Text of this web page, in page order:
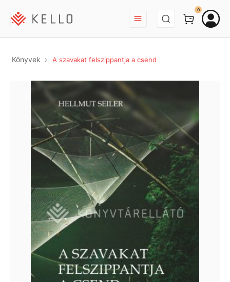
BEJELENTKEZÉS
0
Könyvek A szavakat felszippantja a csend